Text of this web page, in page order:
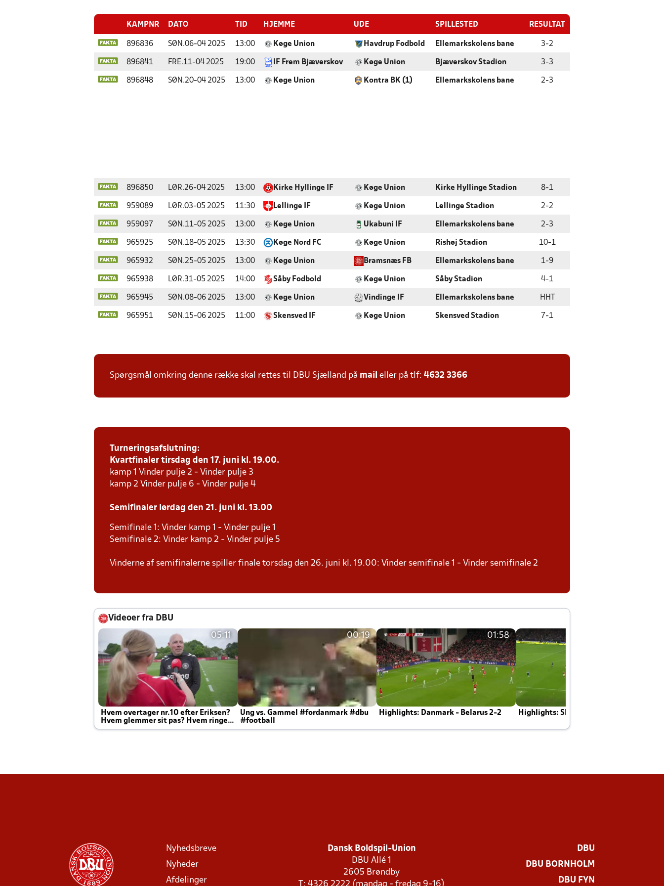
KAMPNR DATO TID HJEMME UDE SPILLESTED RESULTAT
896836 SØN.06-04 2025 13:00 Køge Union Havdrup Fodbold Ellemarkskolens bane 3-2
896841 FRE.11-04 2025 19:00 IF Frem Bjæverskov Køge Union Bjæverskov Stadion 3-3
896848 SØN.20-04 2025 13:00 Køge Union Kontra BK (1) Ellemarkskolens bane 2-3
896850 LØR.26-04 2025 13:00 Kirke Hyllinge IF Køge Union Kirke Hyllinge Stadion 8-1
959089 LØR.03-05 2025 11:30 Lellinge IF Køge Union Lellinge Stadion 2-2
959097 SØN.11-05 2025 13:00 Køge Union Ukabuni IF Ellemarkskolens bane 2-3
965925 SØN.18-05 2025 13:30 Køge Nord FC Køge Union Rishøj Stadion 10-1
965932 SØN.25-05 2025 13:00 Køge Union Bramsnæs FB Ellemarkskolens bane 1-9
965938 LØR.31-05 2025 14:00 Såby Fodbold Køge Union Såby Stadion 4-1
965945 SØN.08-06 2025 13:00 Køge Union Vindinge IF Ellemarkskolens bane HHT
965951 SØN.15-06 2025 11:00 Skensved IF Køge Union Skensved Stadion 7 -1
Spørgsmål omkring denne række skal rettes til DBU Sjælland på mail eller på tlf: 4632 3366
Turneringsafslutning:
Kvartfinaler tirsdag den 17. juni kl. 19.00.
kamp 1 Vinder pulje 2 - Vinder pulje 3
kamp 2 Vinder pulje 6 - Vinder pulje 4
Semifinaler lørdag den 21. juni kl. 13.00
Semifinale 1: Vinder kamp 1 - Vinder pulje 1
Semifinale 2: Vinder kamp 2 - Vinder pulje 5
Vinderne af semifinalerne spiller finale torsdag den 26. juni kl. 19.00: Vinder semifinale 1 - Vinder semifinale 2
Videoer fra DBU
05:11
Hvem overtager nr.10 efter Eriksen?
Hvem glemmer sit pas? Hvem ringer
Joachim altid til efter kampe?
00:19
Ung vs. Gammel #fordanmark #dbu
#football
01:58
Highlights: Danmark - Belarus 2-2 Highlights: Skotland - Danmark 4-2
Nyhedsbreve
Nyheder
Afdelinger
Dansk Boldspil-Union
DBU Allé 1
2605 Brøndby
DBU
DBU BORNHOLM
DBU FYN